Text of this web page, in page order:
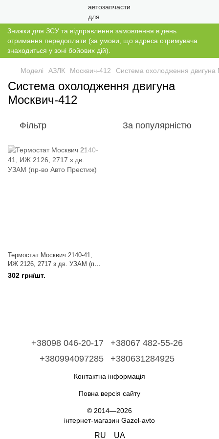
Знижки для ЗСУ та відправлення замовлення в день
отримання передоплати (за умови, що адреса отримувача
знаходиться у зоні бойових дій).
Моделі АЗЛК Москвич-412 Система охолодження двигуна
Система охолодження двигуна
Москвич-412
Фільтр За популярністю
Термостат Москвич 2140-41,
ИЖ 2126, 2717 з дв. УЗАМ (пр-
во Авто Престиж)
302 грн/шт.
+38098 046-20-17
+38067 482-55-26
+380994097285
+380631284925
Контактна інформація
Повна версія сайту
© 2014—2026
інтернет-магазин Gazel-avto
RU UA